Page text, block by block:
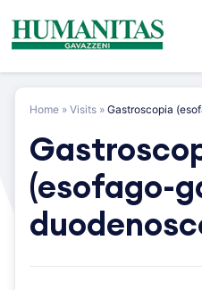
content
Home » Visits » Gastroscopia
(esofago-